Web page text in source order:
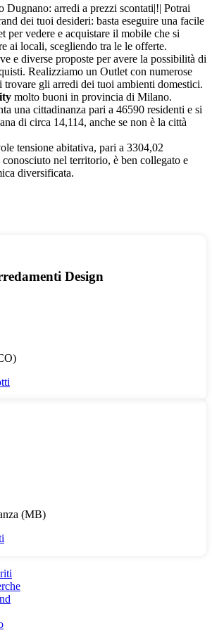
Dugnano: arredi a prezzi scontati|!| Potrai
dei tuoi desideri: basta eseguire una facile
per vedere e acquistare il mobile che si
ai locali, scegliendo tra le le offerte.
e diverse proposte per avere la possibilità di
Realizziamo un Outlet con numerose
trovare gli arredi dei tuoi ambienti domestici.
molto buoni in provincia di Milano.
una cittadinanza pari a 46590 residenti e si
di circa 14,114, anche se non è la città
tensione abitativa, pari a 3304,02
nel territorio, è ben collegato e
diversificata.
Design
(MB)